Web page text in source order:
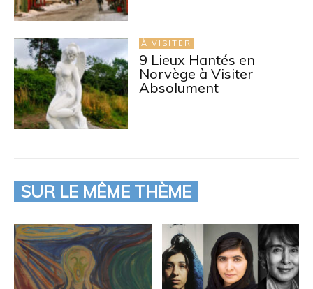
À VISITER
9 Lieux Hantés en
Norvège à Visiter
Absolument
SUR LE MÊME THÈME